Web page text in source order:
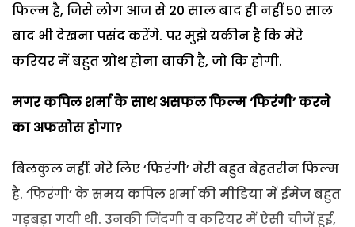
फिल्म है, जिसे लोग आज से 20 साल बाद ही नहीं 50 साल
बाद भी देखना पसंद करेंगे. पर मुझे यकीन है कि मेरे
करियर में बहुत ग्रोथ होना बाकी है, जो कि होगी.
मगर कपिलशर्मा के साथ असफल फिल्म ‘फिरंगी’ करने
का अफसोस होगा?
बिलकुल नहीं. मेरे लिए ‘फिरंगी’ मेरी बहुत बेहतरीन फिल्म
है. ‘फिरंगी’ के समय कपिल शर्मा की मीडिया में ईमेज बहुत
गड़बड़ा गयी थी. उनकी जिंदगी व करियर में ऐसी चीजें हुई,